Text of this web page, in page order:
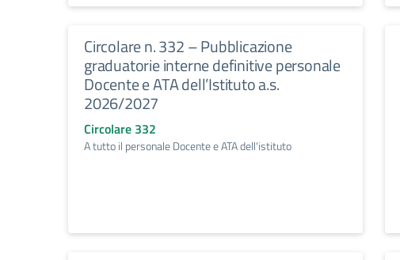
Circolare n. 332 – Pubblicazione
graduatorie interne definitive personale
Docente e ATA dell’Istituto a.s.
2026/2027
Circolare 332
A tutto il personale Docente e ATA dell'istituto